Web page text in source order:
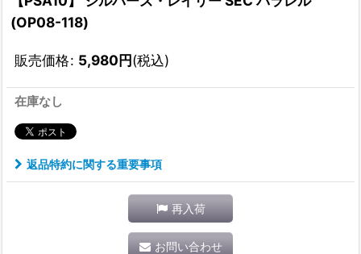
(OP08-118)
販売価格: 5,980円(税込)
在庫なし
返品特約に関する重要事項
再入荷
お問い合わせ